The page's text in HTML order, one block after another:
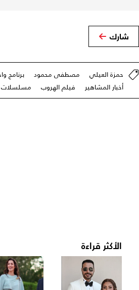
شارك
حمزة العيلي مصطفى محمود
برنامج
أخبار المشاهير
فيلم الهروب مسلسلات
الأكثر قراءة